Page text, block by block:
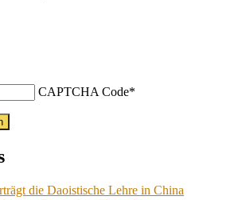
CAPTCHA Code*
die Daoistische Lehre in China